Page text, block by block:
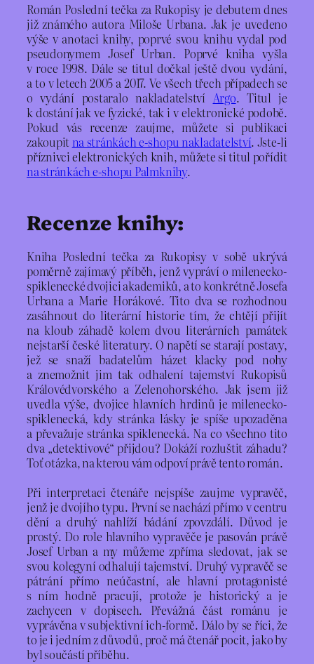
Román Poslední tečka za Rukopisy je debutem dnes
již známého autora Miloše Urbana. Jak je uvedeno
výše v anotaci knihy, poprvé svou knihu vydal pod
pseudonymem Josef Urban. Poprvé kniha vyšla
v roce 1998. Dále se titul dočkal ještě dvou vydání,
a to v letech 2005 a 2017. Ve všech třech případech se
o vydání postaralo nakladatelství Argo. Titul je
k dostání jak ve fyzické, tak i v elektronické podobě.
Pokud vás recenze zaujme, můžete si publikaci
zakoupit na stránkách e-shopu nakladatelství. Jste-li
příznivci elektronických knih, můžete si titul pořídit
na stránkách e-shopu Palmknihy.
Recenze knihy:
Kniha Poslední tečka za Rukopisy v sobě ukrývá
poměrně zajímavý příběh, jenž vypráví o milenecko-
spiklenecké dvojici akademiků, a to konkrétně Josefa
Urbana a Marie Horákové. Tito dva se rozhodnou
zasáhnout do literární historie tím, že chtějí přijít
na kloub záhadě kolem dvou literárních památek
nejstarší české literatury. O napětí se starají postavy,
jež se snaží badatelům házet klacky pod nohy
a znemožnit jim tak odhalení tajemství Rukopisů
Královédvorského a Zelenohorského. Jak jsem již
uvedla výše, dvojice hlavních hrdinů je milenecko-
spiklenecká, kdy stránka lásky je spíše upozaděna
a převažuje stránka spiklenecká. Na co všechno tito
dva „detektivové“ přijdou? Dokáží rozluštit záhadu?
Toť otázka, na kterou vám odpoví právě tento román.
Při interpretaci čtenáře nejspíše zaujme vypravěč,
jenž je dvojího typu. První se nachází přímo v centru
dění a druhý nahlíží bádání zpovzdálí. Důvod je
prostý. Do role hlavního vypravěče je pasován právě
Josef Urban a my můžeme zpříma sledovat, jak se
svou kolegyní odhalují tajemství. Druhý vypravěč se
pátrání přímo neúčastní, ale hlavní protagonisté
s ním hodně pracují, protože je historický a je
zachycen v dopisech. Převážná část románu je
vyprávěna v subjektivní ich-formě. Dálo by se říci, že
to je i jedním z důvodů, proč má čtenář pocit, jako by
byl součástí příběhu.